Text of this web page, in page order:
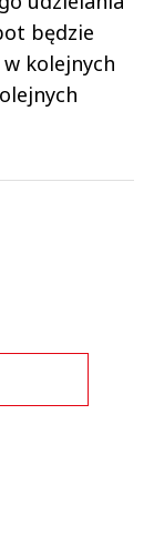
będzie
kolejnych